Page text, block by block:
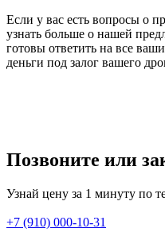
Если у вас есть вопросы о
узнать больше о нашей
готовы ответить на все
деньги под залог вашего
Позвоните или
Узнай цену за 1 минуту по
+7 (910) 000-10-31